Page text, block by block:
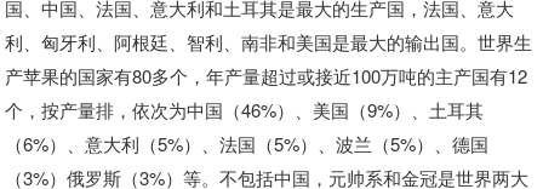
国、中国、法国、意大利和土耳其是最大的生产国，法国、意大
利、匈牙利、阿根廷、智利、南非和美国是最大的输出国。世界生
产苹果的国家有80多个，年产量超过或接近100万吨的主产国有12
个，按产量排，依次为中国（46%）、美国（9%）、土耳其
（6%）、意大利（5%）、法国（5%）、波兰（5%）、德国
（3%）俄罗斯（3%）等。不包括中国，元帅系和金冠是世界两大